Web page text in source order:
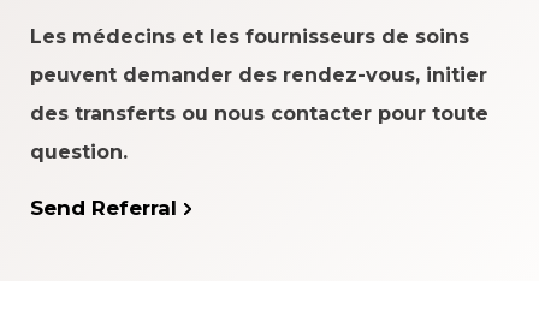
Les médecins et les fournisseurs de soins
peuvent demander des rendez-vous, initier
des transferts ou nous contacter pour toute
question.
Send Referral